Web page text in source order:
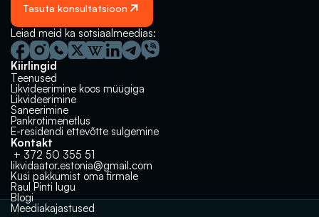
Milline lahendus võiks olla sulle
parim? 🤔
Tasuta konsultatsioon
Leiad meid ka sotsiaalmeedias:
Kiirlingid
Teenused
Likvideerimine koos müügiga
Likvideerimine
Saneerimine
Pankrotimenetlus
E-residendi ettevõtte sulgemine
Kontakt
+ 372 50 355 51
likvidaator.estonia@gmail.com
Küsi pakkumist oma firmale
Raul Pinti lugu
Blogi
Meediakajastused